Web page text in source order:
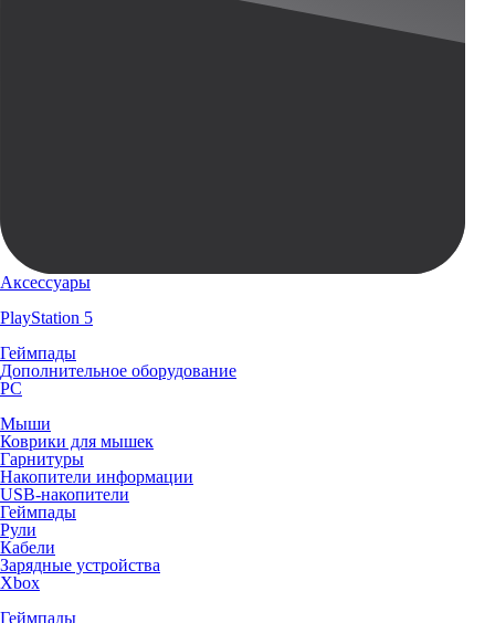
Аксессуары
PlayStation 5
Геймпады
Дополнительное оборудование
PC
Мыши
Коврики для мышек
Гарнитуры
Накопители информации
USB-накопители
Геймпады
Рули
Кабели
Зарядные устройства
Xbox
Геймпады